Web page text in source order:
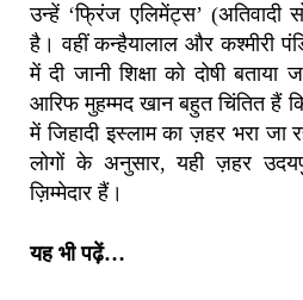
उन्हें ‘फ्रिंज एलिमेंट्स’ (अतिवादी
है। वहीं कन्हैयालाल और कश्मीरी
में दी जानी शिक्षा को दोषी
आरिफ मुहम्मद खान बहुत चिंतित हैं
में जिहादी इस्लाम का ज़हर भरा
लोगों के अनुसार, यही ज़हर
ज़िम्मेदार हैं।
यह भी पढ़ें…